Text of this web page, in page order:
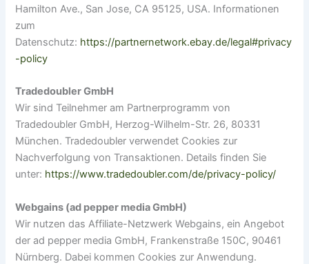
Hamilton Ave., San Jose, CA 95125, USA. Informationen
zum
Datenschutz: https://partnernetwork.ebay.de/legal#privacy
-policy
Tradedoubler GmbH
Wir sind Teilnehmer am Partnerprogramm von
Tradedoubler GmbH, Herzog-Wilhelm-Str. 26, 80331
München. Tradedoubler verwendet Cookies zur
Nachverfolgung von Transaktionen. Details finden Sie
unter: https://www.tradedoubler.com/de/privacy-policy/
Webgains (ad pepper media GmbH)
Wir nutzen das Affiliate-Netzwerk Webgains, ein Angebot
der ad pepper media GmbH, Frankenstraße 150C, 90461
Nürnberg. Dabei kommen Cookies zur Anwendung.